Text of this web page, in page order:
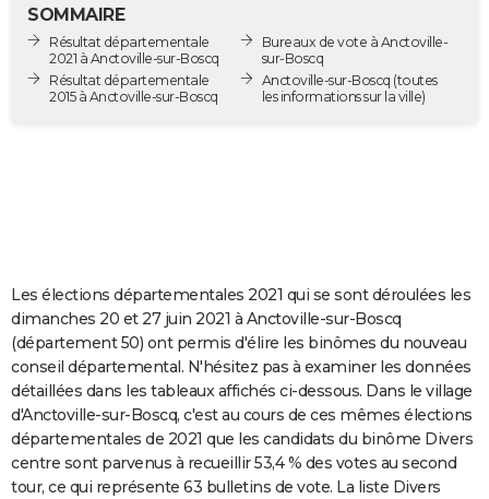
Destinations
City break
Voyage nature
Voyage de noces
Forum
Climat
GUIDES D'ACHAT
COPAINS D'AVANT
AVIS DE DÉCÈS
Bricolage
Lifestyle
Culture
Sport
Auto
Television
Voyage
Cinema
SOMMAIRE
Résultat départementale
2021 à Anctoville-sur-Boscq
Résultat départementale
2015 à Anctoville-sur-Boscq
Bureaux de vote à Anctoville-
sur-Boscq
Anctoville-sur-Boscq (toutes
les informations sur la ville)
Les élections départementales 2021 qui se sont déroulées les
dimanches 20 et 27 juin 2021 à Anctoville-sur-Boscq
(département 50) ont permis d'élire les binômes du nouveau
conseil départemental. N'hésitez pas à examiner les données
détaillées dans les tableaux affichés ci-dessous. Dans le village
d'Anctoville-sur-Boscq, c'est au cours de ces mêmes élections
départementales de 2021 que les candidats du binôme Divers
centre sont parvenus à recueillir 53,4 % des votes au second
tour, ce qui représente 63 bulletins de vote. La liste Divers